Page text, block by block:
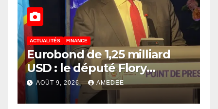
ACTUALITÉS FINANCE
Eurobond de 1,25 milliard
USD : le député Flory
Mapamboli relève 4
paradoxes sur cet
AOÛT 9, 2026 AMEDEE